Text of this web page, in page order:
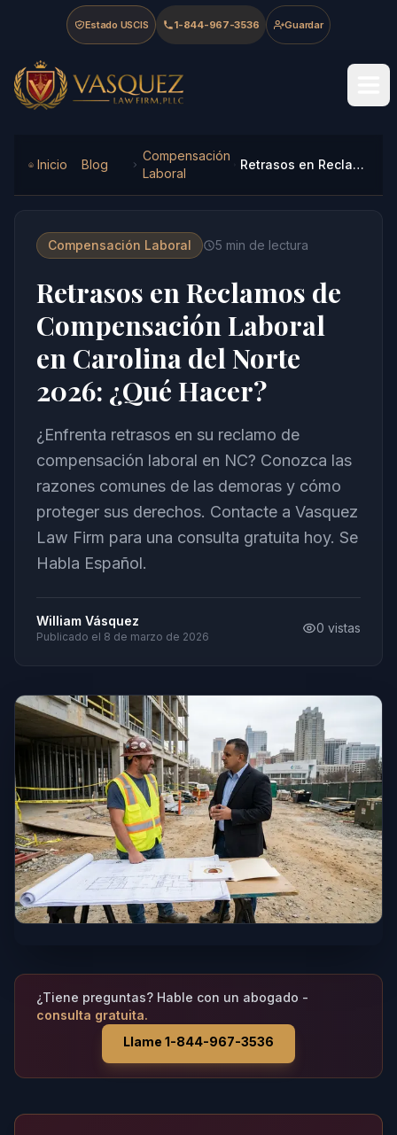
Skip to main content
Skip to navigation
Skip to footer
Estado USCIS 1-844-967-3536 Guardar
Vasquez Law Firm - Home
Inicio Blog
Compensación
Laboral
Retrasos en Reclamos de Compensación Laboral en Carolina del Norte 2026: ¿Qué Hacer?
Compensación Laboral 5 min de lectura
Retrasos en Reclamos de
Compensación Laboral
en Carolina del Norte
2026: ¿Qué Hacer?
¿Enfrenta retrasos en su reclamo de
compensación laboral en NC? Conozca las
razones comunes de las demoras y cómo
proteger sus derechos. Contacte a Vasquez
Law Firm para una consulta gratuita hoy. Se
Habla Español.
William Vásquez
Publicado el 8 de marzo de 2026
0 vistas
¿Tiene preguntas? Hable con un abogado -
consulta gratuita.
Llame 1-844-967-3536